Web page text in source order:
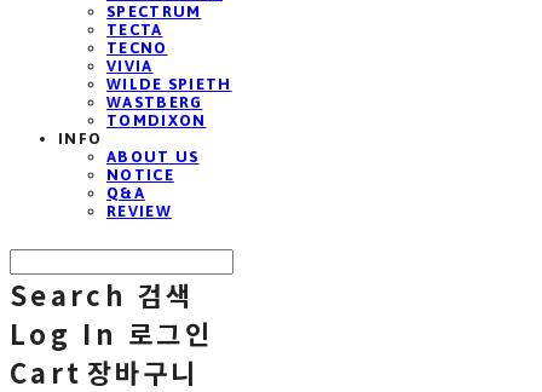
SPECTRUM
TECTA
TECNO
VIVIA
WILDE SPIETH
WASTBERG
TOMDIXON
INFO
ABOUT US
NOTICE
Q&A
REVIEW
Search 검색
Log In 로그인
Cart 장바구니